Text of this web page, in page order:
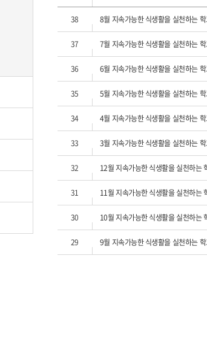
38 8월 지속가능한 식생활을 실천하는
37 7월 지속가능한 식생활을 실천하는
36 6월 지속가능한 식생활을 실천하는
35 5월 지속가능한 식생활을 실천하는
34 4월 지속가능한 식생활을 실천하는
33 3월 지속가능한 식생활을 실천하는
32 12월 지속가능한 식생활을 실천하는
31 11월 지속가능한 식생활을 실천하는
30 10월 지속가능한 식생활을 실천하는
29 9월 지속가능한 식생활을 실천하는